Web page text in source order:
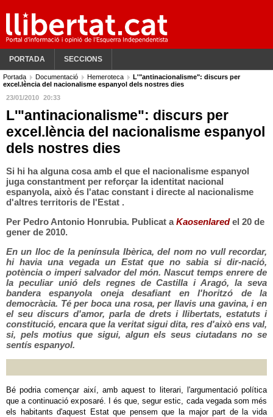
PORTADA SECCIONS
Portada Documentació Hemeroteca
L'"antinacionalisme": discurs per
excel.lència del nacionalisme espanyol dels nostres dies
23/01/2010 20:33
L'"antinacionalisme": discurs per
excel.lència del nacionalisme espanyol
dels nostres dies
Si hi ha alguna cosa amb el que el nacionalisme espanyol
juga constantment per reforçar la identitat nacional
espanyola, això és l'atac constant i directe al nacionalisme
d'altres territoris de l'Estat .
Per Pedro Antonio Honrubia. Publicat aKaosenlaredel 20 de
gener de 2010.
En un lloc de la península Ibèrica, del nom no vull recordar,
hi havia una vegada un Estat que no sabia si dir-nació,
potència o imperi salvador del món. Nascut temps enrere de
la peculiar unió dels regnes de Castilla i Aragó, la seva
bandera espanyola oneja desafiant en l'horitzó de la
democràcia. Té per boca una rosa, per llavis una gavina, i en
el seu discurs d'amor, parla de drets i llibertats, estatuts i
constitució, encara que la veritat sigui dita, res d'això ens val,
si, pels motius que sigui, algun els seus ciutadans no se
sentís espanyol.
Bé podria començar així, amb aquest to literari, l'argumentació política
que a continuació exposaré. I és que, segur estic, cada vegada som més
els habitants d'aquest Estat que pensem que la major part de la vida